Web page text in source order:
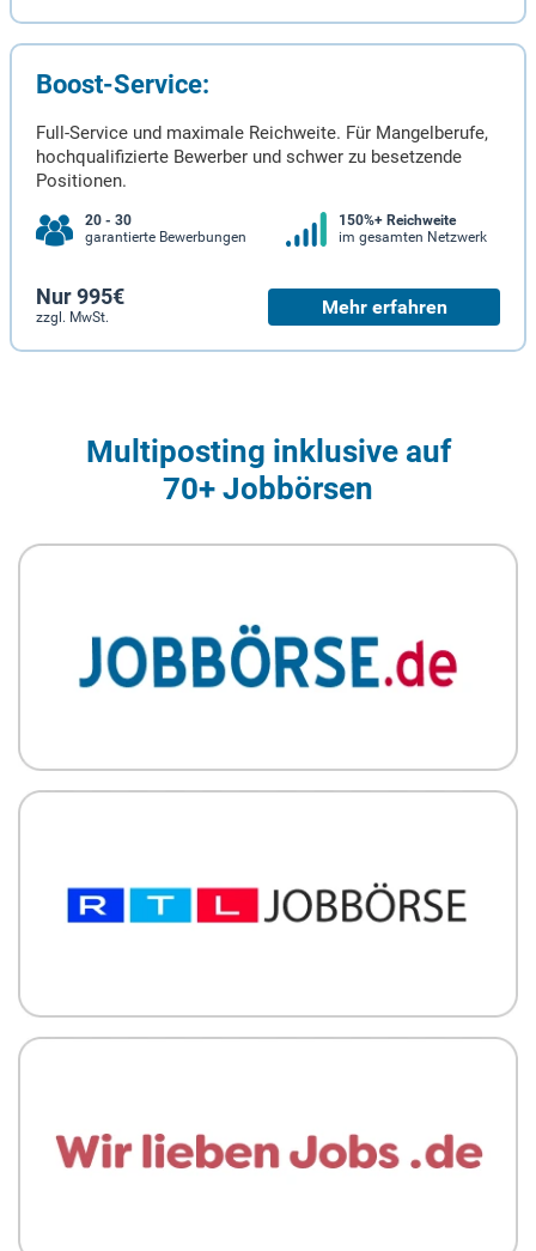
Boost-Service:
Full-Service und maximale Reichweite. Für Mangelberufe,
hochqualifizierte Bewerber und schwer zu besetzende
Positionen.
20 - 30
garantierte Bewerbungen
150%+ Reichweite
im gesamten Netzwerk
Nur 995€
zzgl. MwSt. Mehr erfahren
Multiposting inklusive auf
70+ Jobbörsen